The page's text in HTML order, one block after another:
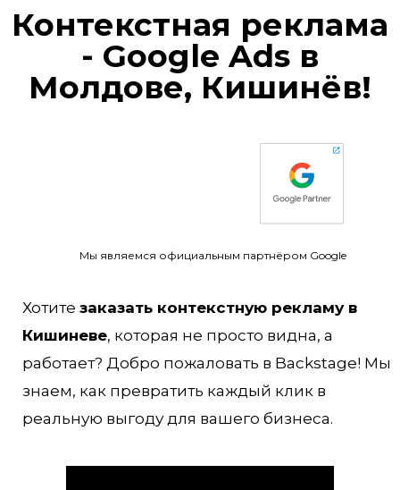
Контекстная реклама
- Google Ads в
Молдове, Кишинёв!
Мы являемся официальным партнёром Google
Хотите заказать контекстную рекламу в
Кишиневе, которая не просто видна, а
работает? Добро пожаловать в Backstage! Мы
знаем, как превратить каждый клик в
реальную выгоду для вашего бизнеса.